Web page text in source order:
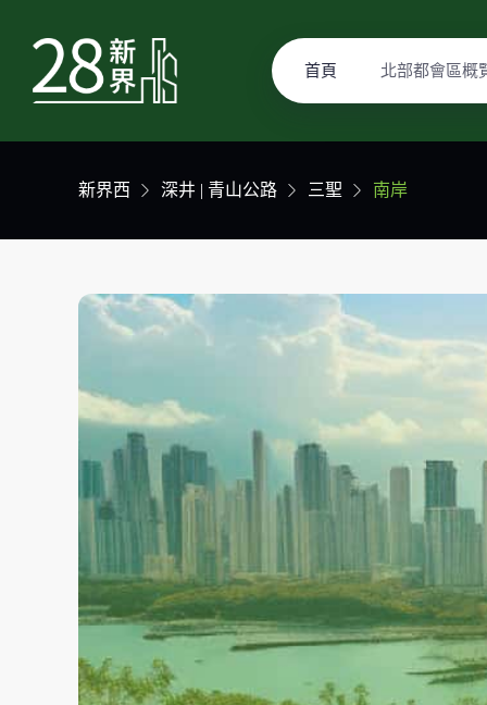
首頁 北部都會區概
新界西 深井 | 青山公路 三聖 南岸